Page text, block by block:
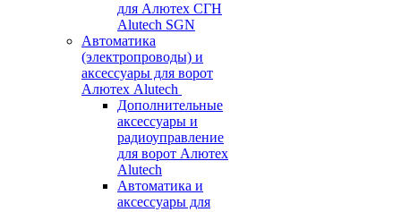
для Алютех СГН
Alutech SGN
Автоматика
(электропроводы) и
аксессуары для ворот
Алютех Alutech
Дополнительные
аксессуары и
радиоуправление
для ворот Алютех
Alutech
Автоматика и
аксессуары для